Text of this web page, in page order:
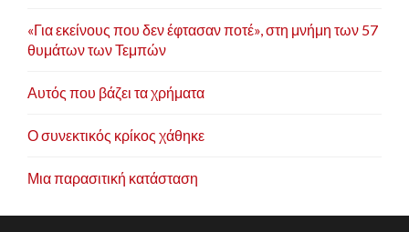
«Για εκείνους που δεν έφτασαν ποτέ», στη μνήμη των 57
θυμάτων των Τεμπών
Αυτός που βάζει τα χρήματα
Ο συνεκτικός κρίκος χάθηκε
Μια παρασιτική κατάσταση